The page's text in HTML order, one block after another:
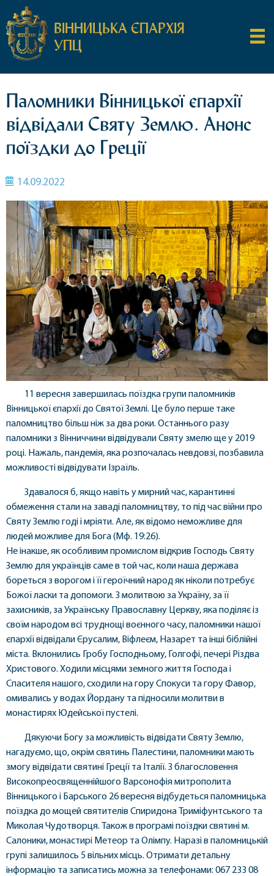
ВІННИЦЬКА ЄПАРХІЯ
УПЦ
Паломники Вінницької єпархії
відвідали Святу Землю. Анонс
поїздки до Греції
14.09.2022
11 вересня завершилась поїздка групи паломників
Вінницької єпархії до Святої Землі. Це було перше таке
паломництво більш ніж за два роки. Останнього разу
паломники з Вінниччини відвідували Святу змелю ще у 2019
році. Нажаль, пандемія, яка розпочалась невдовзі, позбавила
можливості відвідувати Ізраїль.
Здавалося б, якщо навіть у мирний час, карантинні
обмеження стали на заваді паломництву, то під час війни про
Святу Землю годі і мріяти. Але, як відомо неможливе для
людей можливе для Бога (Мф. 19:26).
Не інакше, як особливим промислом відкрив Господь Святу
Землю для українців саме в той час, коли наша держава
бореться з ворогом і її героїчний народ як ніколи потребує
Божої ласки та допомоги. З молитвою за Україну, за її
захисників, за Українську Православну Церкву, яка поділяє із
своїм народом всі труднощі воєнного часу, паломники нашої
єпархії відвідали Єрусалим, Віфлеєм, Назарет та інші біблійні
міста. Вклонились Гробу Господньому, Голгофі, печері Різдва
Христового. Ходили місцями земного життя Господа і
Спасителя нашого, сходили на гору Спокуси та гору Фавор,
омивались у водах Йордану та підносили молитви в
монастирях Юдейської пустелі.
Дякуючи Богу за можливість відвідати Святу Землю,
нагадуємо, що, окрім святинь Палестини, паломники мають
змогу відвідати святині Греції та Італії. З благословення
Високопреосвященнійшого Варсонофія митрополита
Вінницького і Барського 26 вересня відбудеться паломницька
поїздка до мощей святителів Спиридона Триміфунтського та
Миколая Чудотворця. Також в програмі поїздки святині м.
Салоники, монастирі Метеор та Олімпу. Наразі в паломницькій
групі залишилось 5 вільних місць. Отримати детальну
інформацію та записатись можна за телефонами: 067 233 08